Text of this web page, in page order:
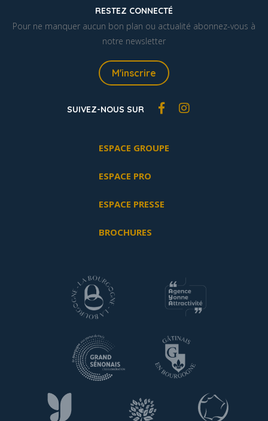
RESTEZ CONNECTÉ
Pour ne manquer aucun bon plan ou actualité abonnez-vous à
notre newsletter
M'inscrire
SUIVEZ-NOUS SUR
ESPACE GROUPE
ESPACE PRO
ESPACE PRESSE
BROCHURES